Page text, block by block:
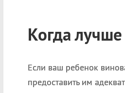
Когда лучше
Если ваш ребенок
предоставить им